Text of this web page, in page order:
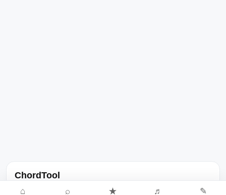
ChordTool
노래 가사, 곡 정보, 코드, 악보를 한곳에서 찾을 수 있는 음악 정보
⌂ ⌕ ★ ♬ ✎